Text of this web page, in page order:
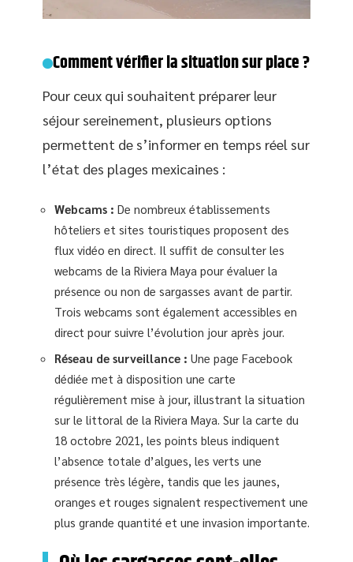
Comment vérifier la situation sur place ?
Pour ceux qui souhaitent préparer leur
séjour sereinement, plusieurs options
permettent de s’informer en temps réel sur
l’état des plages mexicaines :
Webcams : De nombreux établissements
hôteliers et sites touristiques proposent des
flux vidéo en direct. Il suffit de consulter les
webcams de la Riviera Maya pour évaluer la
présence ou non de sargasses avant de partir.
Trois webcams sont également accessibles en
direct pour suivre l’évolution jour après jour.
Réseau de surveillance : Une page Facebook
dédiée met à disposition une carte
régulièrement mise à jour, illustrant la situation
sur le littoral de la Riviera Maya. Sur la carte du
18 octobre 2021, les points bleus indiquent
l’absence totale d’algues, les verts une
présence très légère, tandis que les jaunes,
oranges et rouges signalent respectivement une
plus grande quantité et une invasion importante.